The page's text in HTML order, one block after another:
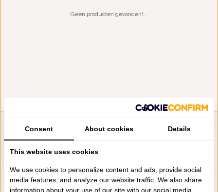
Geen producten gevonden!...
LIENSLINNENWINKEL.NL
VRAGEN? BEL DAN
NIEUWSBRIEF
Consent About cookies Details
This website uses cookies
We use cookies to personalize content and ads, provide social
media features, and analyze our website traffic. We also share
information about your use of our site with our social media,